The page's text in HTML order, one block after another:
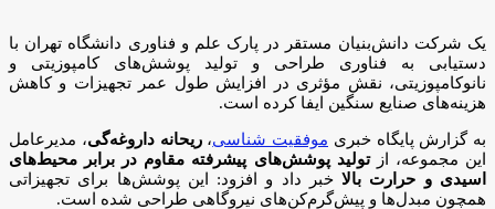
یک شرکت دانش‌بنیان مستقر در پارک علم و فناوری دانشگاه تهران با
دستیابی به فناوری طراحی و تولید پوشش‌های کامپوزیتی و
نانوکامپوزیتی، نقش مؤثری در افزایش طول عمر تجهیزات و کاهش
هزینه‌های صنایع سنگین ایفا کرده است.
به گزارش پایگاه خبری موفقیت شناسی،ریحانه داروغه‌گی، مدیرعامل
این مجموعه، ازتولید پوشش‌های پیشرفته مقاوم در برابر محیط‌های
اسیدی و حرارت بالاخبر داد و افزود: این پوشش‌ها برای تجهیزاتی
همچون مبدل‌ها و پیش‌گرم‌کن‌های نیروگاهی طراحی شده است.